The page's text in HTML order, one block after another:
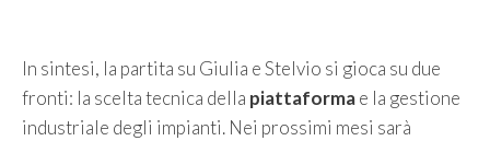
In sintesi, la partita su Giulia e Stelvio si gioca su due
fronti: la scelta tecnica della piattaformae la gestione
industriale degli impianti. Nei prossimi mesi sarà